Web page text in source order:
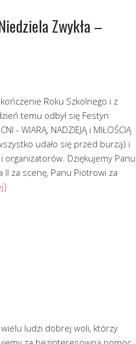
Zwykła –
Roku Szkolnego i z
temu odbył się Festyn
- WIARĄ, NADZIEJĄ i MIŁOŚCIĄ
udało się przed burzą) i
organizatorów. Dziękujemy Panu
II za scenę, Panu Piotrowi za
ludzi dobrej woli, którzy